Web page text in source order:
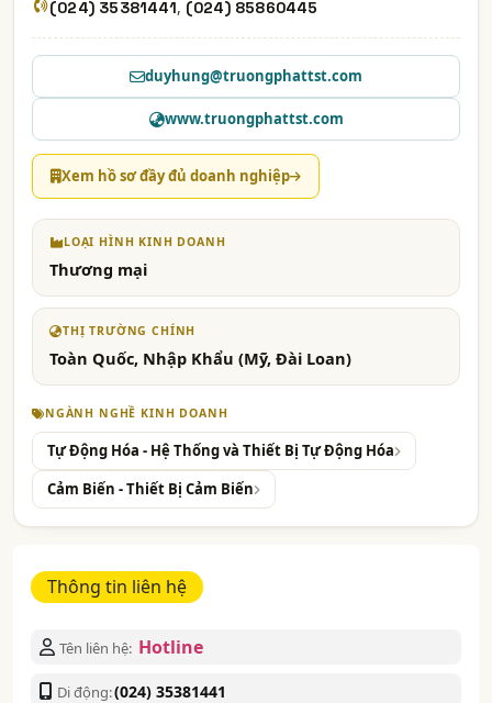
(024) 35381441, (024) 85860445
duyhung@truongphattst.com
www.truongphattst.com
Xem hồ sơ đầy đủ doanh nghiệp
LOẠI HÌNH KINH DOANH
Thương mại
THỊ TRƯỜNG CHÍNH
Toàn Quốc, Nhập Khẩu (Mỹ, Đài Loan)
NGÀNH NGHỀ KINH DOANH
Tự Động Hóa - Hệ Thống và Thiết Bị Tự Động Hóa
Cảm Biến - Thiết Bị Cảm Biến
Thông tin liên hệ
Tên liên hệ: Hotline
Di động:(024) 35381441